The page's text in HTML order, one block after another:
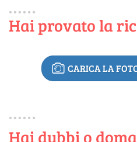
Hai provato la
CARICA LA
Hai dubbi o